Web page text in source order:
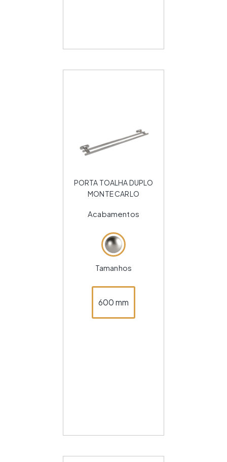
PORTA TOALHA DUPLO
MONTE CARLO
Acabamentos
Tamanhos
600 mm